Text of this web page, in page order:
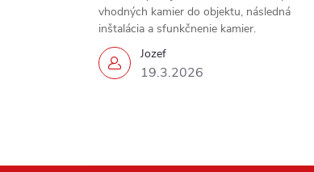
Jozef
19.3.2026
vhodných kamier do objektu, následná
inštalácia a sfunkčnenie kamier.